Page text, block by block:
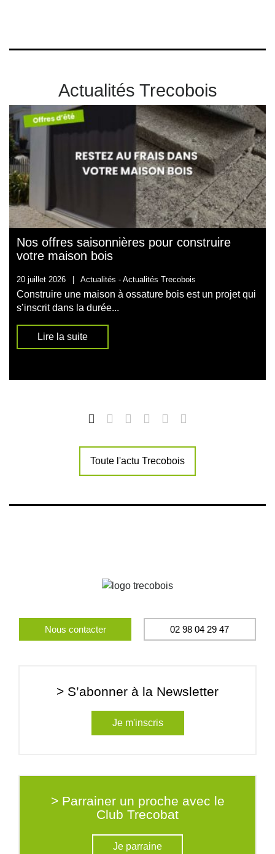
Actualités Trecobois
Nos offres saisonnières pour construire
votre maison bois
20 juillet 2026 | Actualités - Actualités Trecobois
Construire une maison à ossature bois est un projet qui
s’inscrit dans la durée...
Lire la suite
Toute l'actu Trecobois
Nous contacter 02 98 04 29 47
> S’abonner à la Newsletter
Je m'inscris
> Parrainer un proche avec le
Club Trecobat
Je parraine